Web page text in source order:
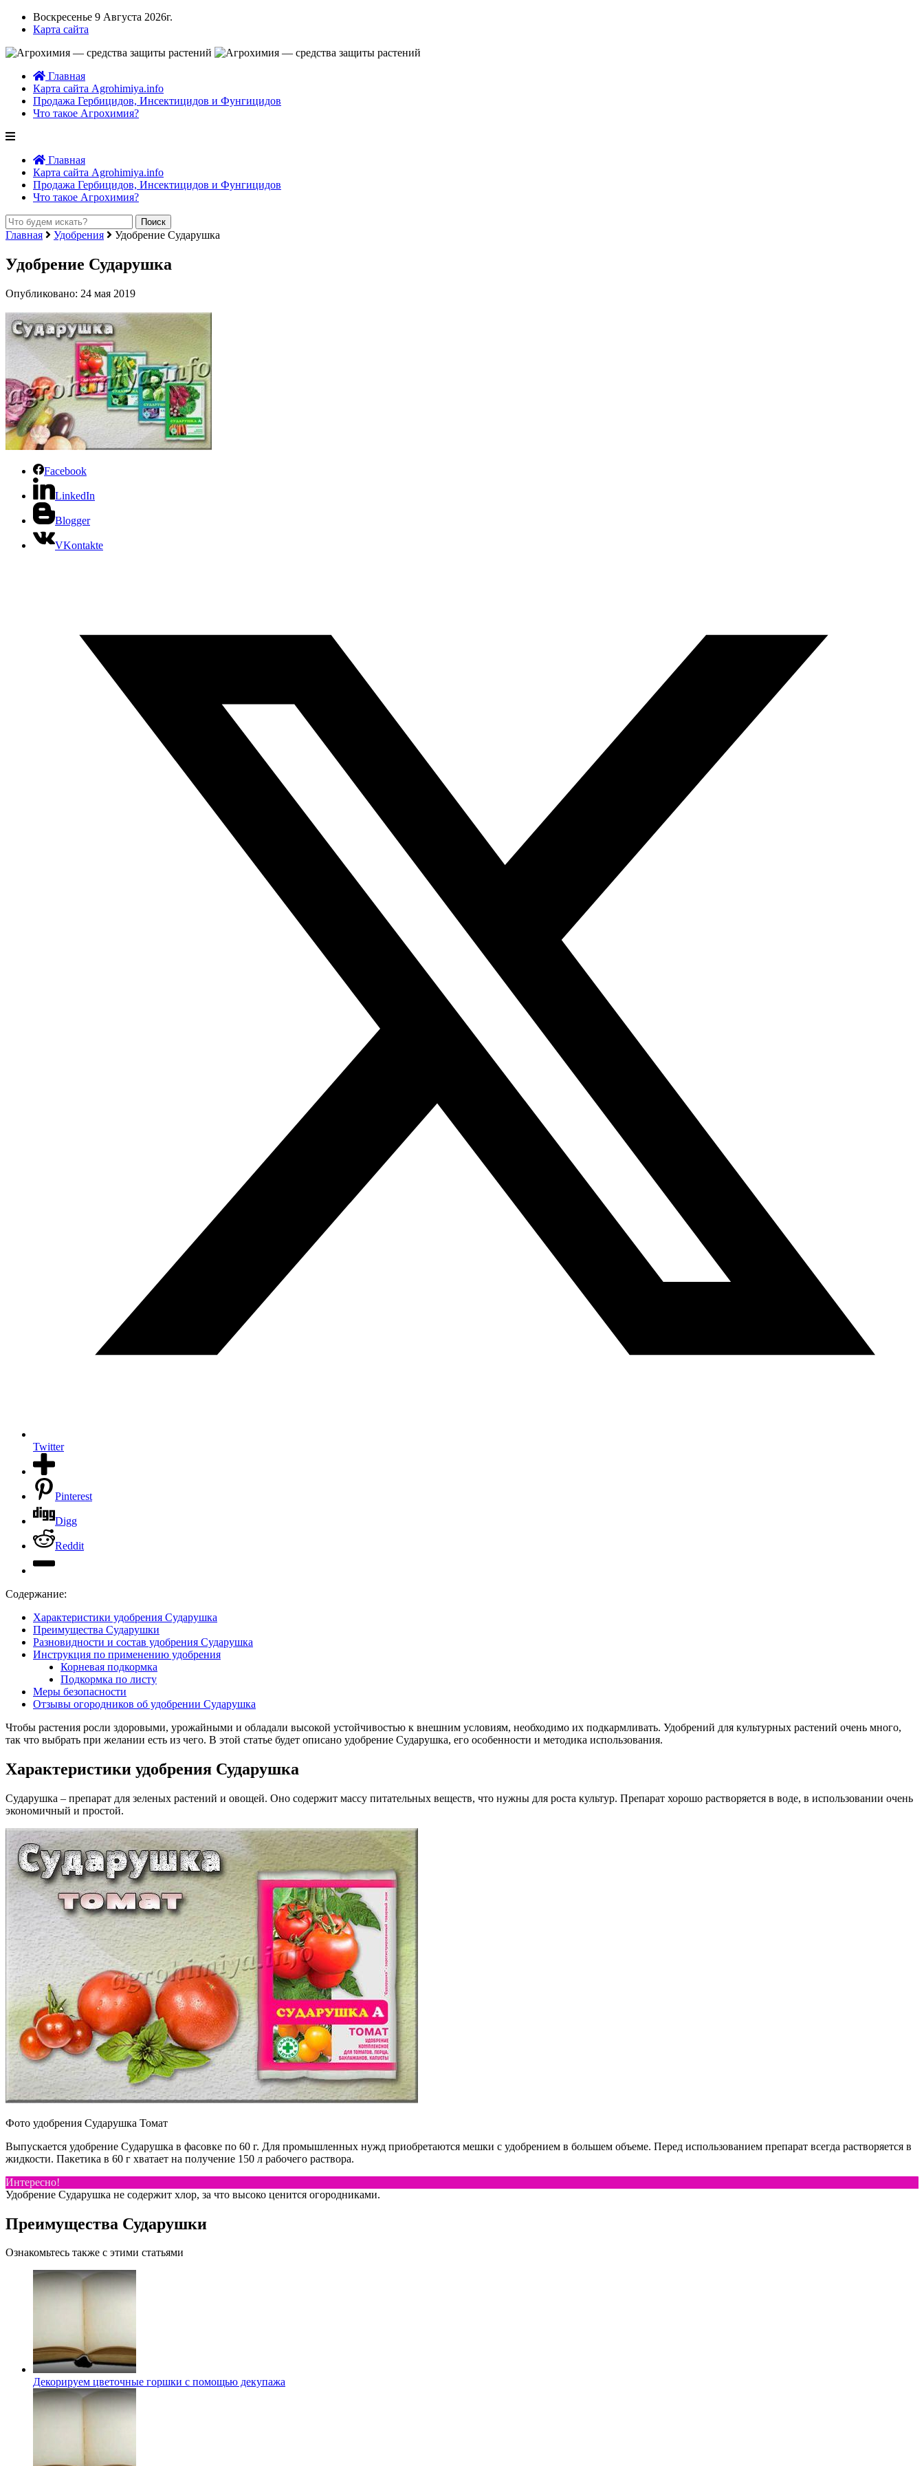
Воскресенье 9 Августа 2026г.
Карта сайта
Главная
Карта сайта Agrohimiya.info
Продажа Гербицидов, Инсектицидов и Фунгицидов
Что такое Агрохимия?
Главная
Карта сайта Agrohimiya.info
Продажа Гербицидов, Инсектицидов и Фунгицидов
Что такое Агрохимия?
Главная Удобрения Удобрение Сударушка
Удобрение Сударушка
Опубликовано: 24 мая 2019
Facebook
LinkedIn
Blogger
VKontakte
Twitter
Pinterest
Digg
Reddit
Содержание:
Характеристики удобрения Сударушка
Преимущества Сударушки
Разновидности и состав удобрения Сударушка
Инструкция по применению удобрения
Корневая подкормка
Подкормка по листу
Меры безопасности
Отзывы огородников об удобрении Сударушка
Чтобы растения росли здоровыми, урожайными и обладали высокой устойчивостью к внешним условиям, необходимо их подкармливать. Удобрений для культурных растений очень много,
так что выбрать при желании есть из чего. В этой статье будет описано удобрение Сударушка, его особенности и методика использования.
Характеристики удобрения Сударушка
Сударушка – препарат для зеленых растений и овощей. Оно содержит массу питательных веществ, что нужны для роста культур. Препарат хорошо растворяется в воде, в использовании очень
экономичный и простой.
Фото удобрения Сударушка Томат
Выпускается удобрение Сударушка в фасовке по 60 г. Для промышленных нужд приобретаются мешки с удобрением в большем объеме. Перед использованием препарат всегда растворяется в
жидкости. Пакетика в 60 г хватает на получение 150 л рабочего раствора.
Интересно!
Удобрение Сударушка не содержит хлор, за что высоко ценится огородниками.
Преимущества Сударушки
Ознакомьтесь также с этими статьями
Декорируем цветочные горшки с помощью декупажа